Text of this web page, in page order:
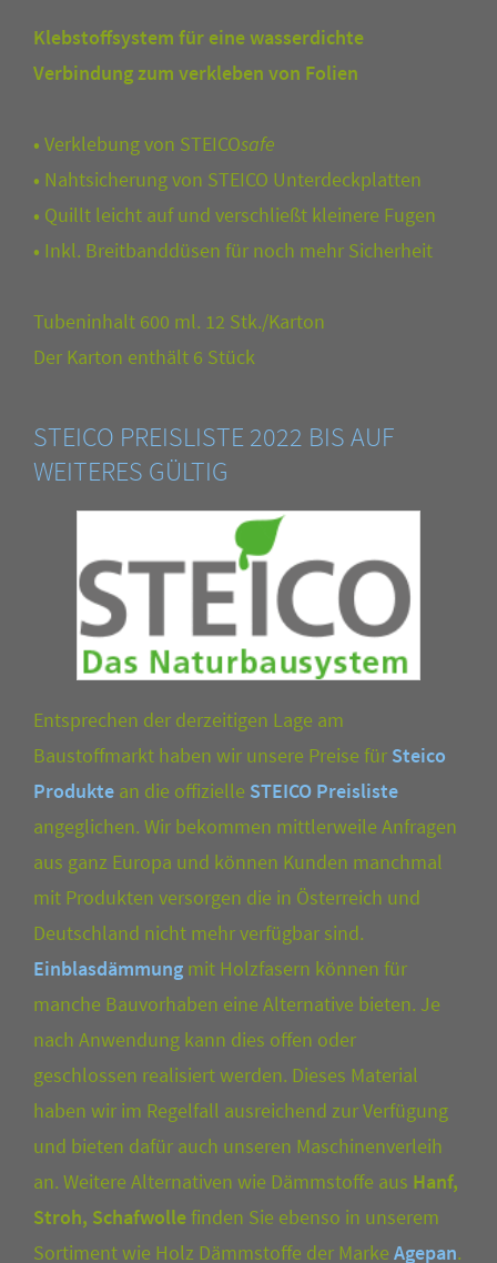
Klebstoffsystem für eine wasserdichte
Verbindung zum verkleben von Folien
• Verklebung von STEICOsafe
• Nahtsicherung von STEICO Unterdeckplatten
• Quillt leicht auf und verschließt kleinere Fugen
• Inkl. Breitbanddüsen für noch mehr Sicherheit
Tubeninhalt 600 ml. 12 Stk./Karton
Der Karton enthält 6 Stück
STEICO PREISLISTE 2022 BIS AUF
WEITERES GÜLTIG
Entsprechen der derzeitigen Lage am
Baustoffmarkt haben wir unsere Preise für Steico
Produkte an die offizielle STEICO Preisliste
angeglichen. Wir bekommen mittlerweile Anfragen
aus ganz Europa und können Kunden manchmal
mit Produkten versorgen die in Österreich und
Deutschland nicht mehr verfügbar sind.
Einblasdämmung mit Holzfasern können für
manche Bauvorhaben eine Alternative bieten. Je
nach Anwendung kann dies offen oder
geschlossen realisiert werden. Dieses Material
haben wir im Regelfall ausreichend zur Verfügung
und bieten dafür auch unseren Maschinenverleih
an. Weitere Alternativen wie Dämmstoffe aus Hanf,
Stroh, Schafwollefinden Sie ebenso in unserem
Sortiment wie Holz Dämmstoffe der Marke Agepan.